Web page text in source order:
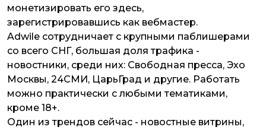
монетизировать его здесь,
зарегистрировавшись как вебмастер.
Adwile сотрудничает с крупными паблишерами
со всего СНГ, большая доля трафика -
новостники, среди них: Свободная пресса, Эхо
Москвы, 24СМИ, ЦарьГрад и другие. Работать
можно практически с любыми тематиками,
кроме 18+.
Один из трендов сейчас - новостные витрины,